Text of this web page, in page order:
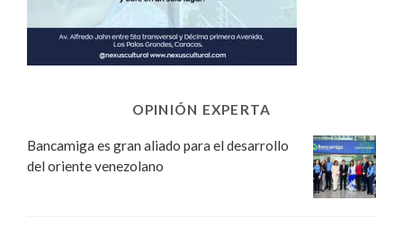
OPINIÓN EXPERTA
Bancamiga es gran aliado para el desarrollo
del oriente venezolano